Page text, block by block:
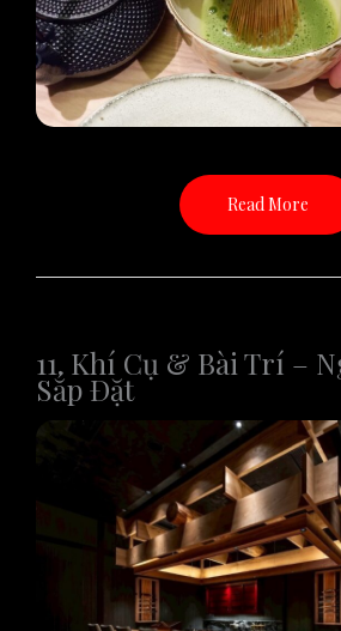
Read More
11. Khí Cụ & Bài Trí –
Sắp Đặt